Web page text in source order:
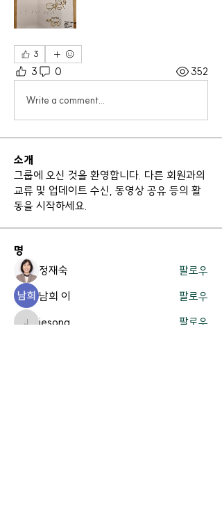
3
3 0 352
Write a comment...
소개
그룹에 오신 것을 환영합니다. 다른 회원과의
교류 및 업데이트 수신, 동영상 공유 등의 활
동을 시작하세요.
명
정재숙
팔로우
남희 이
팔로우
jesongjesong
팔로우